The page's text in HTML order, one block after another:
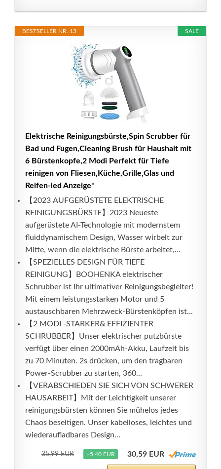
SALE
BESTSELLER NR. 13
Elektrische Reinigungsbürste,Spin Scrubber für
Bad und Fugen,Cleaning Brush für Haushalt mit
6 Bürstenkopfe,2 Modi Perfekt für Tiefe
reinigen von Fliesen,Küche,Grille,Glas und
Reifen-led Anzeige*
【2023 AUFGERÜSTETE ELEKTRISCHE
REINIGUNGSBÜRSTE】2023 Neueste
aufgerüstete AI-Technologie mit modernstem
fluiddynamischem Design, Wasser wirbelt zur
Mitte, wenn die elektrische Bürste arbeitet,...
【SPEZIELLES DESIGN FÜR TIEFE
REINIGUNG】BOOHENKA elektrischer
Schrubber ist Ihr ultimativer Reinigungsbegleiter!
Mit einem leistungsstarken Motor und 5
austauschbaren Mehrzweck-Bürstenköpfen ist...
【2 MODI -STARKER& EFFIZIENTER
SCHRUBBER】Unser elektrischer putzbürste
verfügt über einen 2000mAh-Akku, Laufzeit bis
zu 70 Minuten. 2s drücken, um den tragbaren
Power-Scrubber zu starten, 360...
【VERABSCHIEDEN SIE SICH VON SCHWERER
HAUSARBEIT】Mit der Leichtigkeit unserer
reinigungsbürsten können Sie mühelos jedes
Chaos beseitigen. Unser kabelloses, leichtes und
wiederaufladbares Design...
35,99 EUR −5,40 EUR 30,59 EUR